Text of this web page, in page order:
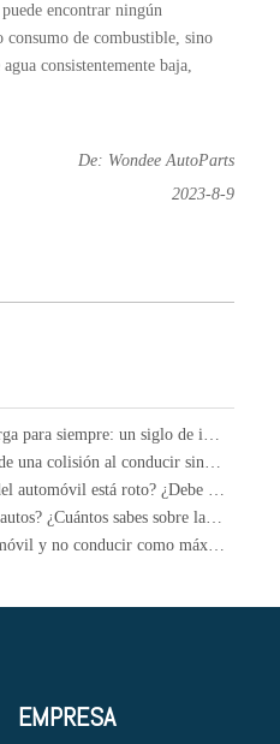
encontrar ningún
de combustible, sino
consistentemente baja,
De: Wondee AutoParts
2023-8-9
Cómo los semi-camiones cambiaron la carga para siempre: un siglo de innovación
¿Se abrirán airbags normalmente en caso de una colisión al conducir sin usar cinturones de seguridad?
¿Cómo saber si el absorbedor de choque del automóvil está roto? ¿Debe ser reemplazado en parejas?
¿Puedes usar cerraduras para niños en los autos? ¿Cuántos sabes sobre las funciones ocultas en los autos?
¿Cuánto tiempo puede estacionar un automóvil y no conducir como máximo?
EMPRESA